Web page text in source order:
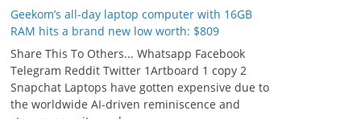
Geekom’s all-day laptop computer with 16GB
RAM hits a brand new low worth: $809
Share This To Others... Whatsapp Facebook
Telegram Reddit Twitter 1Artboard 1 copy 2
Snapchat Laptops have gotten expensive due to
the worldwide AI-driven reminiscence and